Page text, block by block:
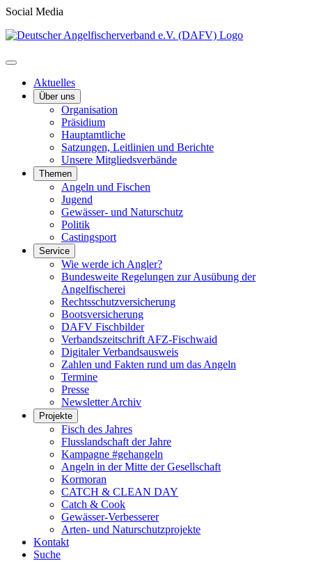
Social Media
Aktuelles
Über uns
Organisation
Präsidium
Hauptamtliche
Satzungen, Leitlinien und Berichte
Unsere Mitgliedsverbände
Themen
Angeln und Fischen
Jugend
Gewässer- und Naturschutz
Politik
Castingsport
Service
Wie werde ich Angler?
Bundesweite Regelungen zur Ausübung der
Angelfischerei
Rechtsschutzversicherung
Bootsversicherung
DAFV Fischbilder
Verbandszeitschrift AFZ-Fischwaid
Digitaler Verbandsausweis
Zahlen und Fakten rund um das Angeln
Termine
Presse
Newsletter Archiv
Projekte
Fisch des Jahres
Flusslandschaft der Jahre
Kampagne #gehangeln
Angeln in der Mitte der Gesellschaft
Kormoran
CATCH & CLEAN DAY
Catch & Cook
Gewässer-Verbesserer
Arten- und Naturschutzprojekte
Kontakt
Suche